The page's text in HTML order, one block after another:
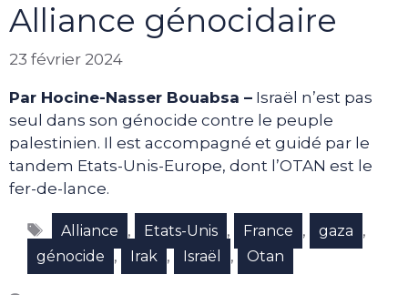
Alliance génocidaire
23 février 2024
Par Hocine-Nasser Bouabsa – Israël n’est pas
seul dans son génocide contre le peuple
palestinien. Il est accompagné et guidé par le
tandem Etats-Unis-Europe, dont l’OTAN est le
fer-de-lance.
Étiquettes
Alliance , Etats-Unis , France , gaza ,
génocide , Irak , Israël , Otan